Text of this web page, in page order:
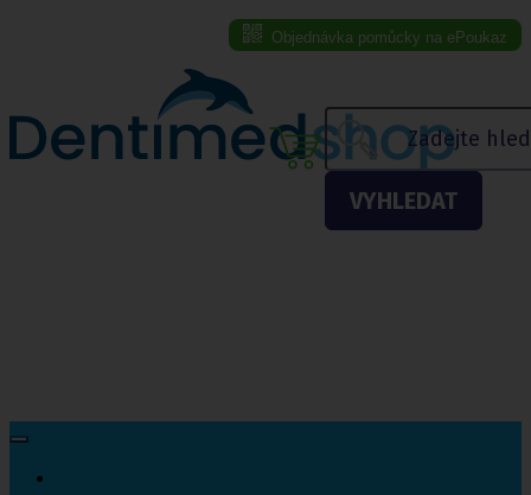
Objednávka pomůcky na ePoukaz
VYHLEDAT